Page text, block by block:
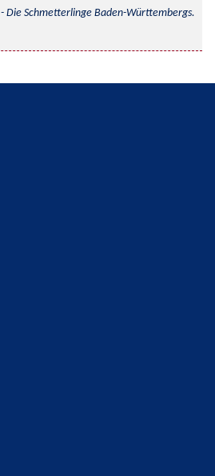
Die Schmetterlinge Baden-Württembergs.